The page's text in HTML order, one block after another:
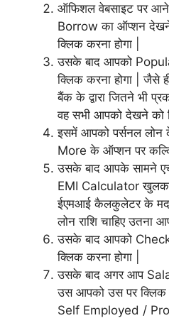
ऑफिशल वेबसाइट पर
Borrow का ऑप्शन
क्लिक करना होगा |
उसके बाद आपको
क्लिक करना होगा | जैसे
बैंक के द्वारा जितने भी
वह सभी आपको देखने को
इसमें आपको पर्सनल
More के ऑप्शन पर
उसके बाद आपके सामने
EMI Calculator
ईएमआई कैलकुलेटर के
लोन राशि चाहिए उतना
उसके बाद आपको
क्लिक करना होगा |
उसके बाद अगर आप
उस आपको उस पर क्लिक
Self Employed /